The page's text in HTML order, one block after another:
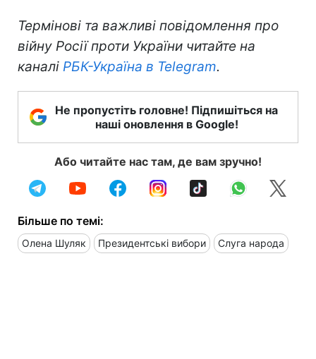
Термінові та важливі повідомлення про
війну Росії проти України читайте на
каналі РБК-Україна в Telegram.
Не пропустіть головне! Підпишіться на
наші оновлення в Google!
Або читайте нас там, де вам зручно!
Більше по темі:
Олена Шуляк Президентські вибори Слуга народа